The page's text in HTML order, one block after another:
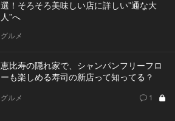
選！そろそろ美味しい店に詳しい”通な大
人”へ
グルメ
恵比寿の隠れ家で、シャンパンフリーフロ
ーも楽しめる寿司の新店って知ってる？
グルメ 1